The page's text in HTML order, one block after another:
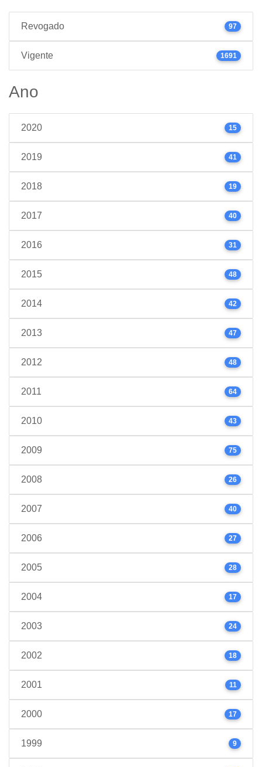
Revogado 97
Vigente 1691
Ano
2020 15
2019 41
2018 19
2017 40
2016 31
2015 48
2014 42
2013 47
2012 48
2011 64
2010 43
2009 75
2008 26
2007 40
2006 27
2005 28
2004 17
2003 24
2002 18
2001 11
2000 17
1999 9